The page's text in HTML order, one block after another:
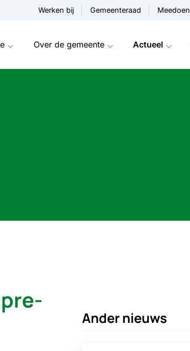
Werken bij Gemeenteraad Meedoen
Over de gemeente Actueel
Ander nieuws